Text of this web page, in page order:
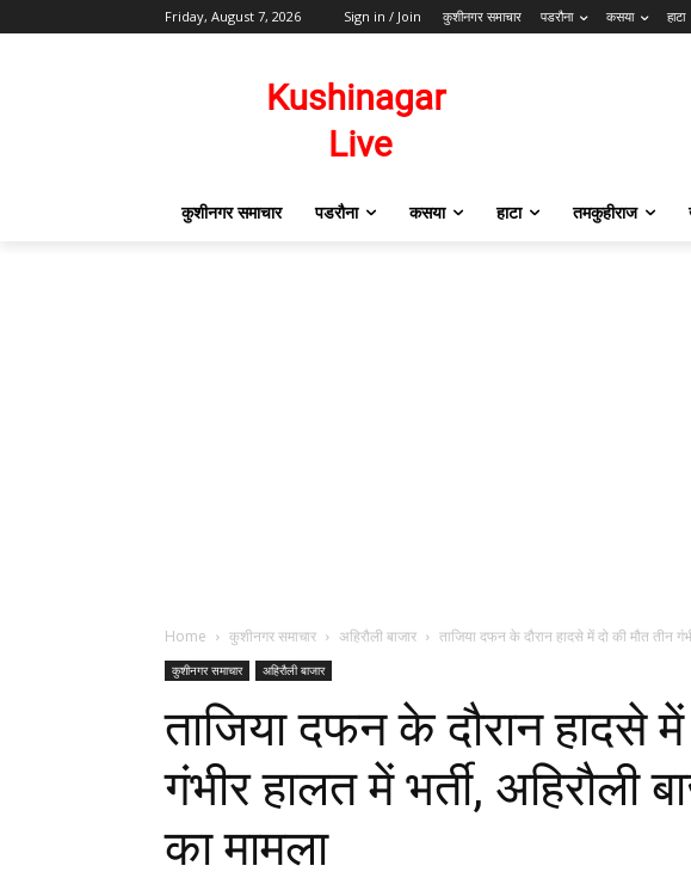
Friday, August 7, 2026 Sign in / Join कुशीनगर समाचार पडरौना कसया हाटा
कुशीनगर समाचार पडरौना कसया हाटा तमकुहीराज
Home कुशीनगर समाचार अहिरौली बाजार ताजिया दफन के दौरान हादसे में दो की मौत तीन
कुशीनगर समाचार अहिरौली बाजार
ताजिया दफन के दौरान हादसे में
गंभीर हालत में भर्ती, अहिरौली
का मामला